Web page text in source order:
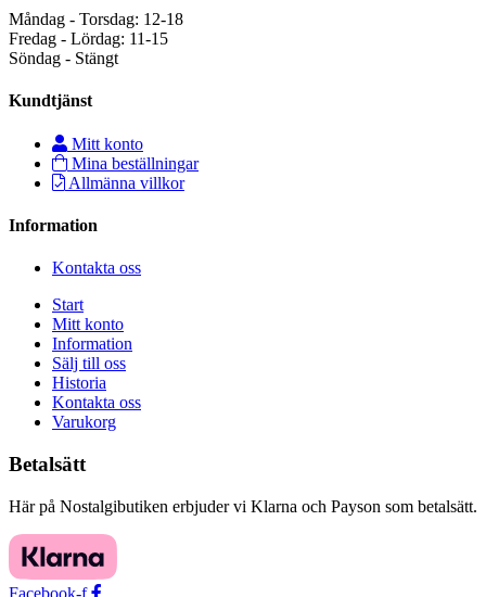
Måndag - Torsdag: 12-18
Fredag - Lördag: 11-15
Söndag - Stängt
Kundtjänst
Mitt konto
Mina beställningar
Allmänna villkor
Information
Kontakta oss
Start
Mitt konto
Information
Sälj till oss
Historia
Kontakta oss
Varukorg
Betalsätt
Här på Nostalgibutiken erbjuder vi Klarna och Payson som betalsätt.
Facebook-f